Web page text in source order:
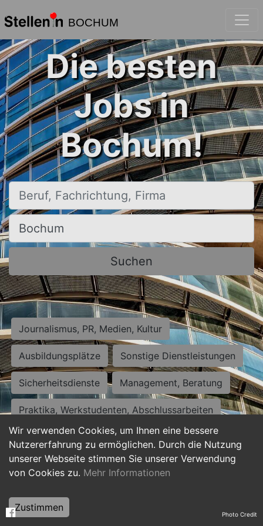
BOCHUM
Wir verwenden Cookies, um Ihnen eine bessere
Nutzererfahrung zu ermöglichen. Durch die Nutzung
unserer Webseite stimmen Sie unserer Verwendung
von Cookies zu. Mehr Informationen
Zustimmen
Die besten
Jobs in
Bochum!
Beruf, Fachrichtung, Firma
Ort, Stadt
Suchen
Journalismus, PR, Medien, Kultur
Ausbildungsplätze Sonstige Dienstleistungen
Sicherheitsdienste Management, Beratung
Praktika, Werkstudenten, Abschlussarbeiten
Personalwesen Assistenz, Sekretariat
Hilfskräfte, Aushilfs- und Nebenjobs
Weiterbildung, Studium, duale Ausbildung Photo Credit